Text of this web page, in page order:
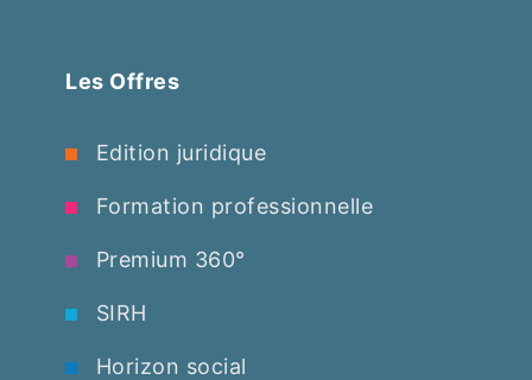
Les Offres
Edition juridique
Formation professionnelle
Premium 360°
SIRH
Horizon social